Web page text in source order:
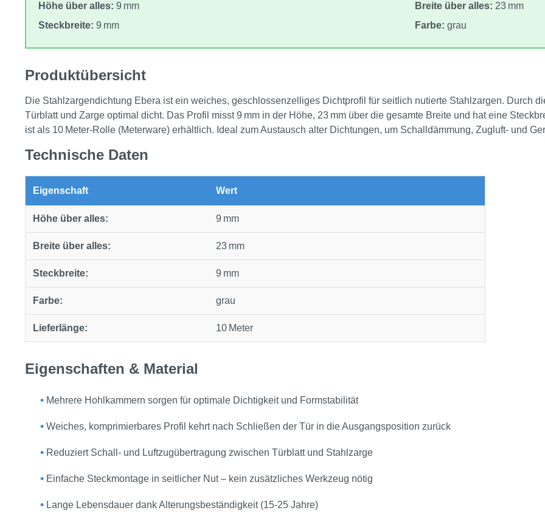
Höhe über alles: 9 mm Breite über alles: 23 mm
Steckbreite: 9 mm Farbe: grau
Produktübersicht
Die Stahlzargendichtung Ebera ist ein weiches, geschlossenzelliges Dichtprofil für seitlich nutierte Stahlzargen. Durch
Türblatt und Zarge optimal dicht. Das Profil misst 9 mm in der Höhe, 23 mm über die gesamte Breite und hat eine
ist als 10 Meter‑Rolle (Meterware) erhältlich. Ideal zum Austausch alter Dichtungen, um Schalldämmung, Zugluft- und
Technische Daten
Eigenschaft Wert
Höhe über alles: 9 mm
Breite über alles: 23 mm
Steckbreite: 9 mm
Farbe: grau
Lieferlänge: 10 Meter
Eigenschaften & Material
• Mehrere Hohlkammern sorgen für optimale Dichtigkeit und Formstabilität
• Weiches, komprimierbares Profil kehrt nach Schließen der Tür in die Ausgangsposition zurück
• Reduziert Schall- und Luftzugübertragung zwischen Türblatt und Stahlzarge
• Einfache Steckmontage in seitlicher Nut – kein zusätzliches Werkzeug nötig
• Lange Lebensdauer dank Alterungsbeständigkeit (15‑25 Jahre)